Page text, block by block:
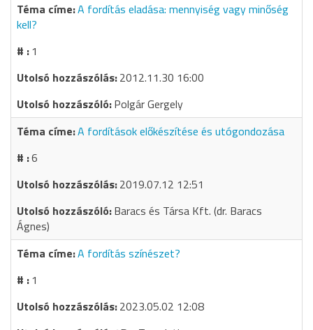
A fordítás eladása: mennyiség vagy minőség
kell?
1
2012.11.30 16:00
Polgár Gergely
A fordítások előkészítése és utógondozása
6
2019.07.12 12:51
Baracs és Társa Kft. (dr. Baracs
Ágnes)
A fordítás színészet?
1
2023.05.02 12:08